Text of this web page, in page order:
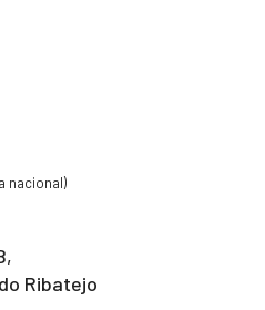
nacional)
Ribatejo